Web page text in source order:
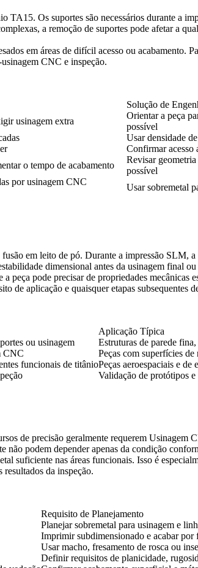
Os suportes são necessários durante a
a remoção de suportes pode afetar a
em áreas de difícil acesso ou acabamento.
CNC e inspeção.
Solução de
usinagem extra
Orientar a peça
possível
Usar densidade
Confirmar acesso
o tempo de acabamento
Revisar
possível
por usinagem CNC
Usar sobremetal
fusão em leito de pó. Durante a impressão SLM,
dimensional antes da usinagem final ou
peça pode precisar de propriedades
de aplicação e quaisquer etapas subsequentes
Aplicação Típica
ou usinagem
Estruturas de parede
CNC
Peças com superfícies
funcionais de titânioPeças aeroespaciais e de
Validação de protótipos
de precisão geralmente requerem Usinagem
não podem depender apenas da condição
suficiente nas áreas funcionais. Isso é
da inspeção.
Requisito de Planejamento
Planejar sobremetal para usinagem e
Imprimir subdimensionado e acabar
Usar macho, fresamento de rosca ou
Definir requisitos de planicidade,